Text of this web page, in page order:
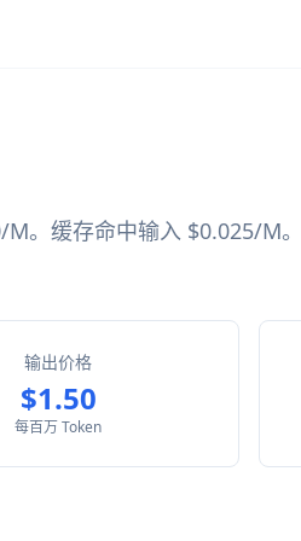
。缓存命中输入 $0.025/M
输出价格
$1.50
每百万 Token